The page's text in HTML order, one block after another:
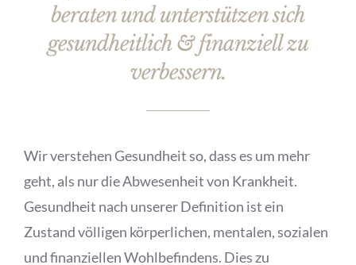
beraten und unterstützen sich
gesundheitlich & finanziell zu
verbessern.
Wir verstehen Gesundheit so, dass es um mehr
geht, als nur die Abwesenheit von Krankheit.
Gesundheit nach unserer Definition ist ein
Zustand völligen körperlichen, mentalen, sozialen
und finanziellen Wohlbefindens. Dies zu